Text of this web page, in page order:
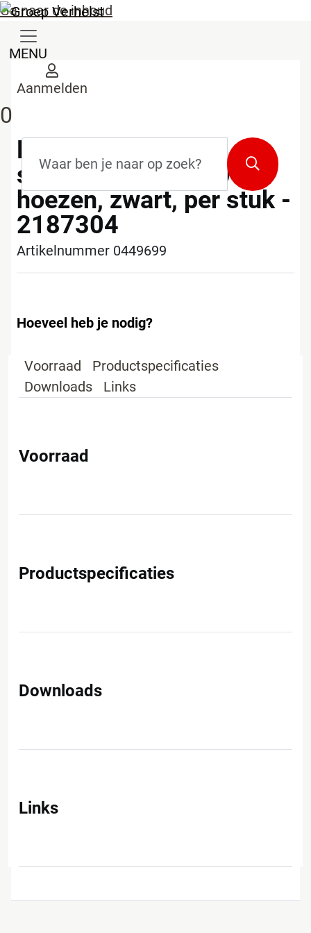
Ga naar de inhoud
MENU
Aanmelden
0
Zoeken
Lyreco Budget
showalbum, A4, 20
hoezen, zwart, per stuk -
2187304
Artikelnummer 0449699
Hoeveel heb je nodig?
Voorraad
Productspecificaties
Downloads
Links
Voorraad
Productspecificaties
Downloads
Links